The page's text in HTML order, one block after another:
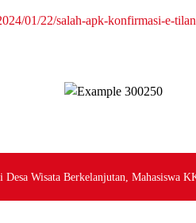
01/22/salah-apk-konfirmasi-e-
Desa Wisata Berkelanjutan, Mahasiswa